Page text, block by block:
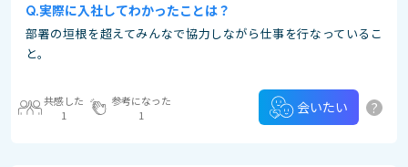
実際に入社してわかったことは？
部署の垣根を超えてみんなで協力しながら仕事を行なっているこ
と。
共感した
1
参考になった
1
会いたい ?